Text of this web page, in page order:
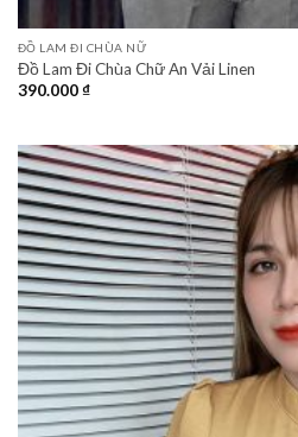
ĐỒ LAM ĐI CHÙA NỮ
Đồ Lam Đi Chùa Chữ An Vải Linen
390.000₫